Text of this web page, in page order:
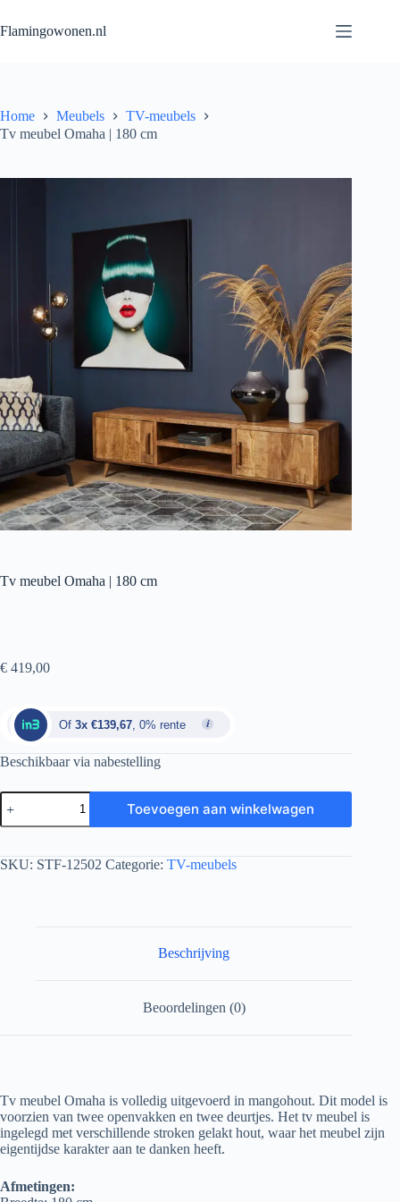
Flamingowonen.nl
Home Meubels
TV-meubels
Tv meubel Omaha | 180 cm
Tv meubel Omaha | 180 cm
€ 419,00
Of 3x €139,67 , 0% rente
Beschikbaar via nabestelling
Toevoegen aan winkelwagen
SKU: STF-12502 Categorie: TV-meubels
Beschrijving
Beoordelingen (0)
Tv meubel Omaha is volledig uitgevoerd in mangohout. Dit model is
voorzien van twee openvakken en twee deurtjes. Het tv meubel is
ingelegd met verschillende stroken gelakt hout, waar het meubel zijn
eigentijdse karakter aan te danken heeft.
Afmetingen: